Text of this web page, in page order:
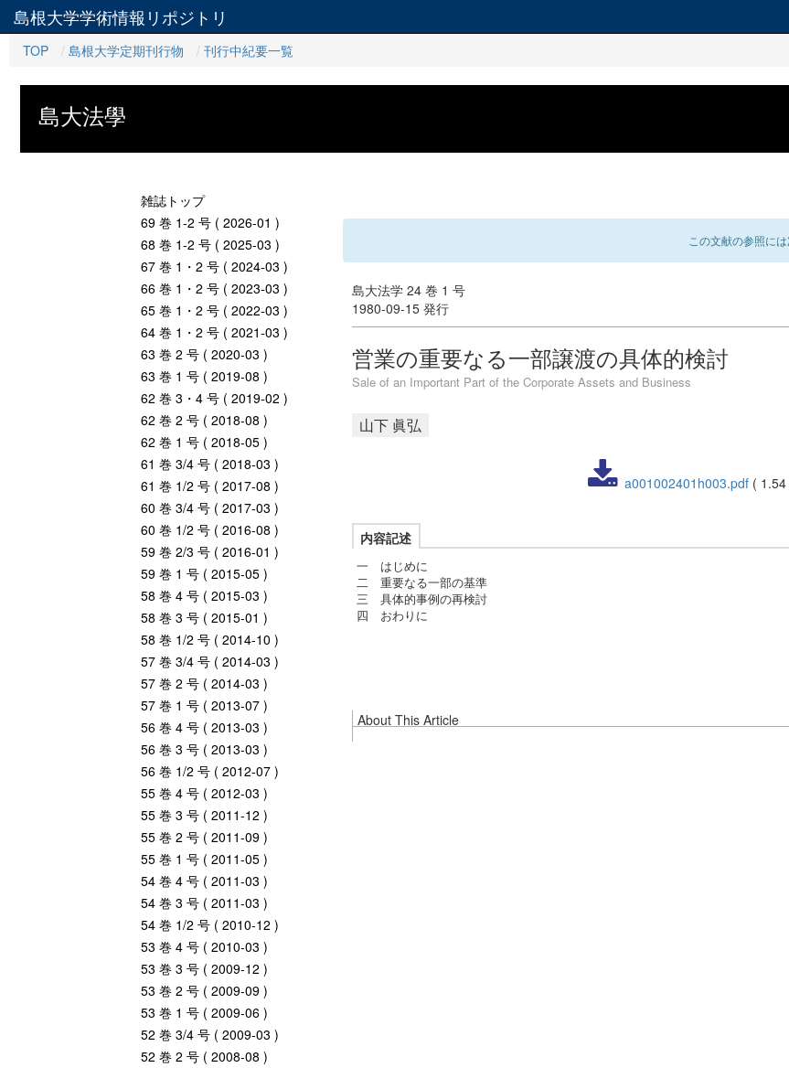
島根大学学術情報リポジトリ
TOP
島根大学定期刊行物 刊行中紀要一覧
島大法學
雑誌トップ
69 巻 1-2 号 ( 2026-01 )
68 巻 1-2 号 ( 2025-03 )
67 巻 1・2 号 ( 2024-03 )
66 巻 1・2 号 ( 2023-03 )
65 巻 1・2 号 ( 2022-03 )
64 巻 1・2 号 ( 2021-03 )
63 巻 2 号 ( 2020-03 )
63 巻 1 号 ( 2019-08 )
62 巻 3・4 号 ( 2019-02 )
62 巻 2 号 ( 2018-08 )
62 巻 1 号 ( 2018-05 )
61 巻 3/4 号 ( 2018-03 )
61 巻 1/2 号 ( 2017-08 )
60 巻 3/4 号 ( 2017-03 )
60 巻 1/2 号 ( 2016-08 )
59 巻 2/3 号 ( 2016-01 )
59 巻 1 号 ( 2015-05 )
58 巻 4 号 ( 2015-03 )
58 巻 3 号 ( 2015-01 )
58 巻 1/2 号 ( 2014-10 )
57 巻 3/4 号 ( 2014-03 )
57 巻 2 号 ( 2014-03 )
57 巻 1 号 ( 2013-07 )
56 巻 4 号 ( 2013-03 )
56 巻 3 号 ( 2013-03 )
56 巻 1/2 号 ( 2012-07 )
55 巻 4 号 ( 2012-03 )
55 巻 3 号 ( 2011-12 )
55 巻 2 号 ( 2011-09 )
55 巻 1 号 ( 2011-05 )
54 巻 4 号 ( 2011-03 )
54 巻 3 号 ( 2011-03 )
54 巻 1/2 号 ( 2010-12 )
53 巻 4 号 ( 2010-03 )
53 巻 3 号 ( 2009-12 )
53 巻 2 号 ( 2009-09 )
53 巻 1 号 ( 2009-06 )
52 巻 3/4 号 ( 2009-03 )
52 巻 2 号 ( 2008-08 )
この文献の参照に
島大法学 24 巻 1 号
1980-09-15 発行
営業の重要なる一部譲渡の具体的検討
Sale of an Important Part of the Corporate Assets and Business
山下 眞弘
a001002401h003.pdf (
内容記述
一 はじめに
二 重要なる一部の基準
三 具体的事例の再検討
四 おわりに
About This Article